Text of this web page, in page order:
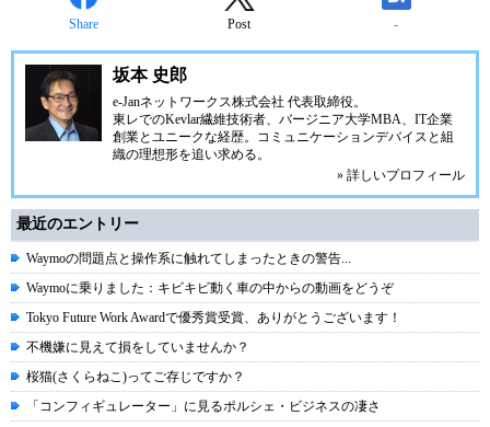
Share Post -
坂本 史郎
e-Janネットワークス株式会社 代表取締役。
東レでのKevlar繊維技術者、 バージニア大学MBA、IT企業
創業とユニークな経歴。 コミュニケーションデバイスと組
織の理想形を追い求める。
» 詳しいプロフィール
最近のエントリー
Waymoの問題点と操作系に触れてしまったときの警告...
Waymoに乗りました：キビキビ動く車の中からの動画をどうぞ
Tokyo Future Work Awardで優秀賞受賞、ありがとうございます！
不機嫌に見えて損をしていませんか？
桜猫(さくらねこ)ってご存じですか？
「コンフィギュレーター」に見るポルシェ・ビジネスの凄さ